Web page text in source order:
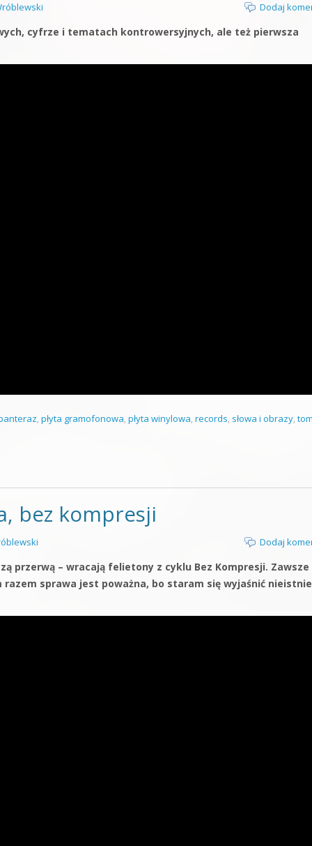
Dodaj
cyfrze i tematach kontrowersyjnych, ale też pierwsza
, płyta gramofonowa, płyta winylowa, records, słowa i obrazy,
bez kompresji
Dodaj
przerwą – wracają felietony z cyklu Bez Kompresji. Zawsze
sprawa jest poważna, bo staram się wyjaśnić